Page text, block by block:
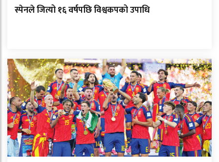
स्पेनले जित्यो १६ वर्षपछि विश्वकपको उपाधि